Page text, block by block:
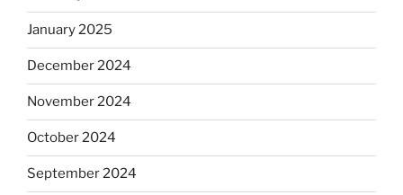
January 2025
December 2024
November 2024
October 2024
September 2024